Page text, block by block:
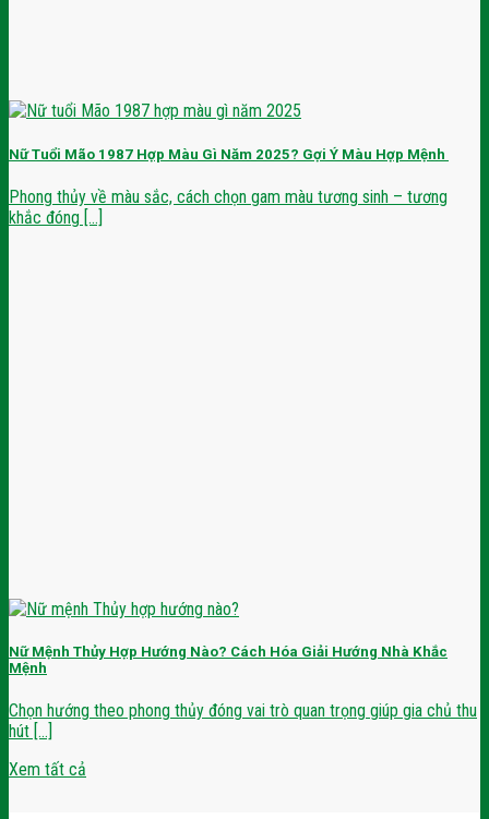
Nữ Tuổi Mão 1987 Hợp Màu Gì Năm 2025? Gợi Ý Màu Hợp Mệnh
Phong thủy về màu sắc, cách chọn gam màu tương sinh – tương
khắc đóng [...]
Nữ Mệnh Thủy Hợp Hướng Nào? Cách Hóa Giải Hướng Nhà Khắc
Mệnh
Chọn hướng theo phong thủy đóng vai trò quan trọng giúp gia chủ thu
hút [...]
Xem tất cả